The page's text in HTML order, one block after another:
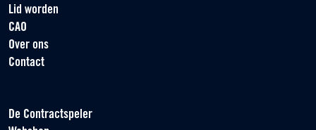
Lid worden
CAO
Over ons
Contact
De Contractspeler